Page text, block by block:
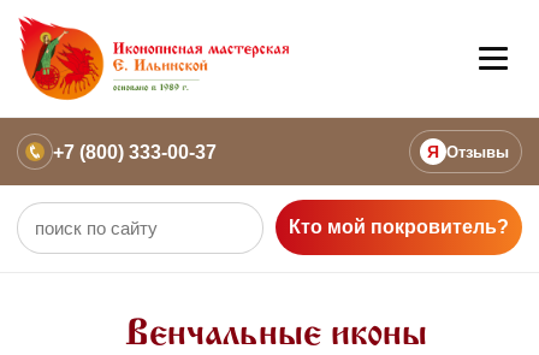
+7 (800) 333-00-37 Я Отзывы
Кто мой покровитель?
Венчальные иконы